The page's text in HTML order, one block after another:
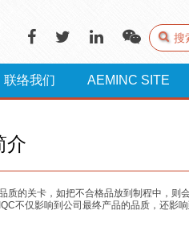
联络我们 AEMINC SITE
介
质的关卡，如把不合格品放到制程中，则
不仅影响到公司最终产品的品质，还影